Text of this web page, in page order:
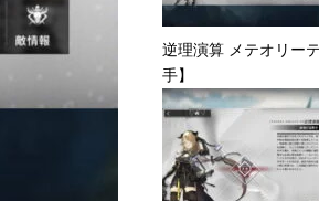
逆理演算 メテオリー
手】